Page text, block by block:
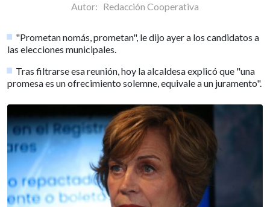
Autor: Redacción Cooperativa
"Prometan nomás, prometan", le dijo ayer a los candidatos a
las elecciones municipales.
Tras filtrarse esa reunión, hoy la alcaldesa explicó que "una
promesa es un ofrecimiento solemne, equivale a un juramento".